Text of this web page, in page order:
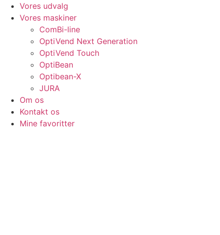
Vores udvalg
Vores maskiner
ComBi-line
OptiVend Next Generation
OptiVend Touch
OptiBean
Optibean-X
JURA
Om os
Kontakt os
Mine favoritter